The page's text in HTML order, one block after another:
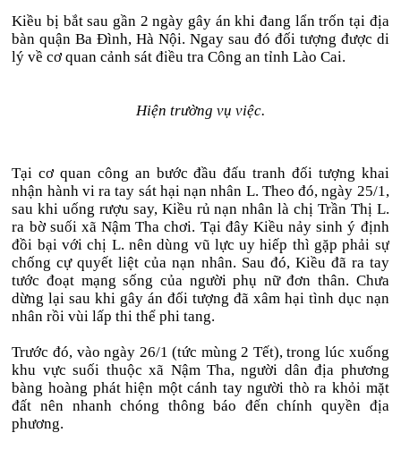
Kiều bị bắt sau gần 2 ngày gây án khi đang lẩn trốn tại địa
bàn quận Ba Đình, Hà Nội. Ngay sau đó đối tượng được di
lý về cơ quan cảnh sát điều tra Công an tỉnh Lào Cai.
Hiện trường vụ việc.
Tại cơ quan công an bước đầu đấu tranh đối tượng khai
nhận hành vi ra tay sát hại nạn nhân L. Theo đó, ngày 25/1,
sau khi uống rượu say, Kiều rủ nạn nhân là chị Trần Thị L.
ra bờ suối xã Nậm Tha chơi. Tại đây Kiều nảy sinh ý định
đồi bại với chị L. nên dùng vũ lực uy hiếp thì gặp phải sự
chống cự quyết liệt của nạn nhân. Sau đó, Kiều đã ra tay
tước đoạt mạng sống của người phụ nữ đơn thân. Chưa
dừng lại sau khi gây án đối tượng đã xâm hại tình dục nạn
nhân rồi vùi lấp thi thể phi tang.
Trước đó, vào ngày 26/1 (tức mùng 2 Tết), trong lúc xuống
khu vực suối thuộc xã Nậm Tha, người dân địa phương
bàng hoàng phát hiện một cánh tay người thò ra khỏi mặt
đất nên nhanh chóng thông báo đến chính quyền địa
phương.